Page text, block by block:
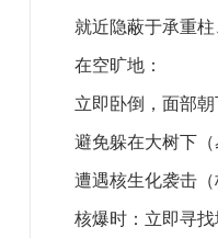
就近隐蔽于承重柱
‌在空旷地‌：
立即卧倒，‌面部
避免躲在大树下（
遭遇核生化袭击‌（
核爆时：立即寻